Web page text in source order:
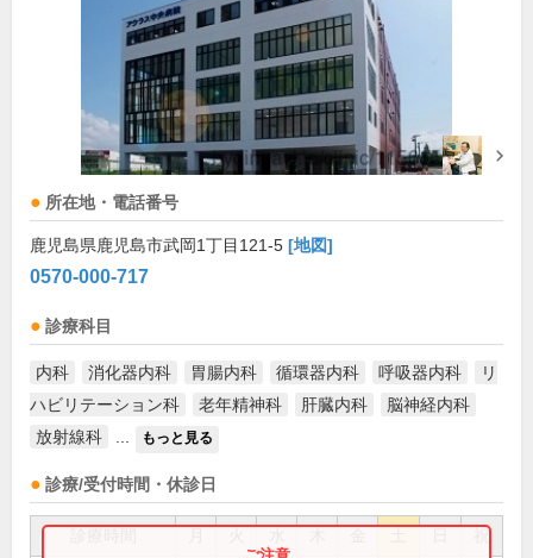
所在地・電話番号
鹿児島県鹿児島市武岡1丁目121-5 [地図]
0570-000-717
診療科目
内科 消化器内科 胃腸内科 循環器内科 呼吸器内科
リ
ハビリテーション科
老年精神科 肝臓内科
脳神経内科
放射線科
もっと見る
診療/受付時間・休診日
祝